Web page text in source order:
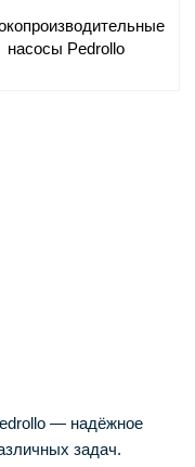
насосы Pedrollo
— надёжное
задач.